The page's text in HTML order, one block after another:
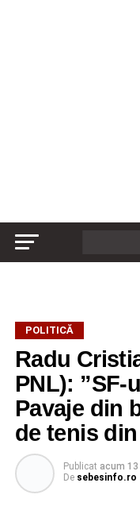
POLITICĂ
Radu
PNL): ”SF-
Pavaje din
de tenis
Publicat acum 13
De sebesinfo.ro